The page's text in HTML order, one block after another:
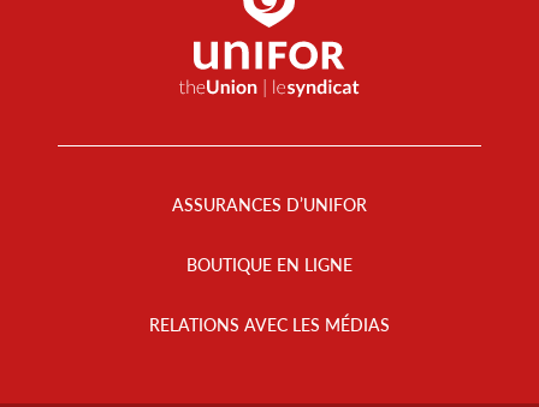
ASSURANCES D’UNIFOR
BOUTIQUE EN LIGNE
RELATIONS AVEC LES MÉDIAS